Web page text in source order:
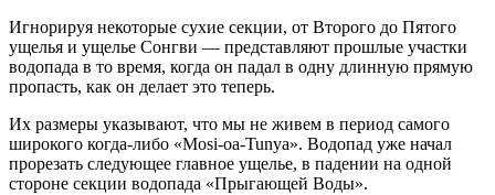
Игнорируя некоторые сухие секции, от Второго до Пятого
ущелья и ущелье Сонгви — представляют прошлые участки
водопада в то время, когда он падал в одну длинную прямую
пропасть, как он делает это теперь.
Их размеры указывают, что мы не живем в период самого
широкого когда-либо «Mosi-oa-Tunya». Водопад уже начал
прорезать следующее главное ущелье, в падении на одной
стороне секции водопада «Прыгающей Воды».